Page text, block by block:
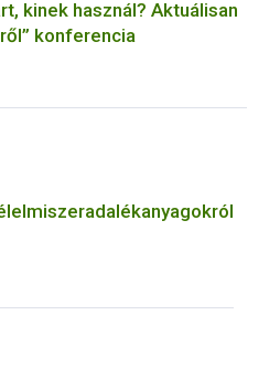
kinek használ? Aktuálisan
konferencia